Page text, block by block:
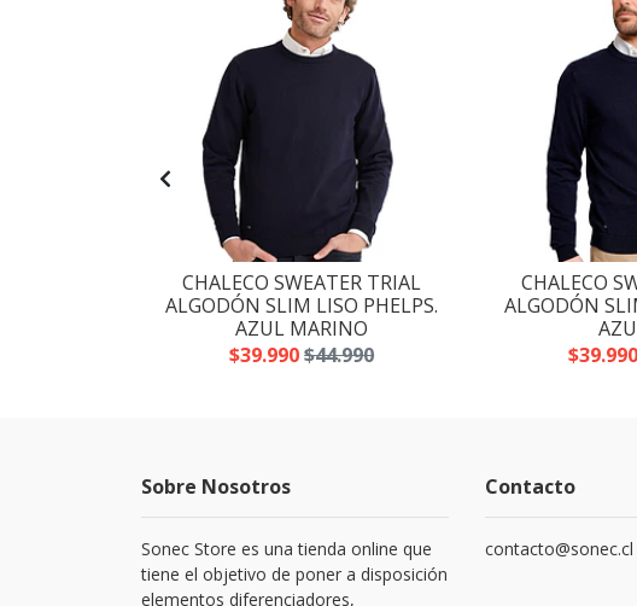
CHALECO SWEATER TRIAL
ALGODÓN SLIM LISO PHELPS.
AZUL MARINO
$39.990$44.990
CHALECO
ALGODÓN
$39.990
Sobre Nosotros
Sonec Store es una tienda online que
tiene el objetivo de poner a disposición
elementos diferenciadores,
Contacto
contacto@sonec.cl